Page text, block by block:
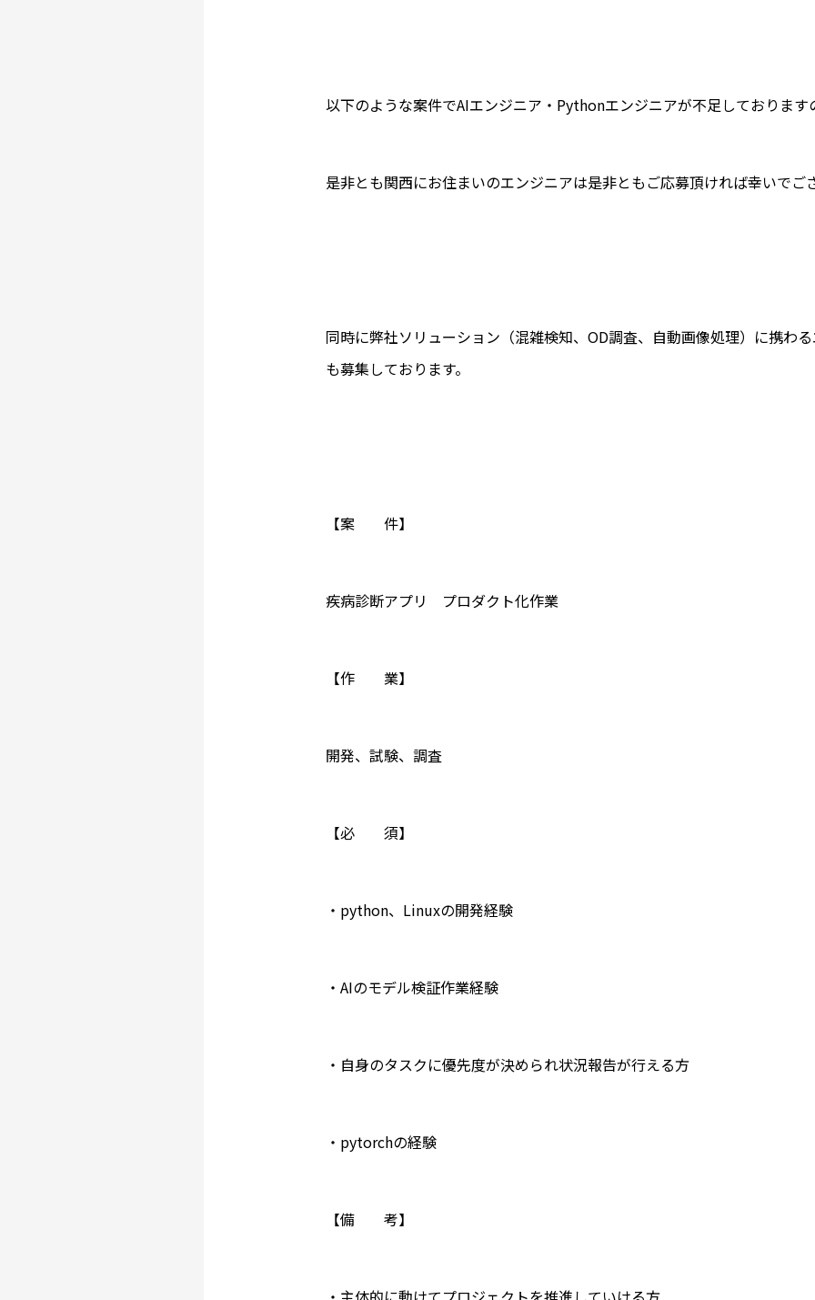
以下のような案件でAIエンジニア・Pythonエンジニアが不足しております
是非とも関西にお住まいのエンジニアは是非ともご応募頂ければ幸いでご
同時に弊社ソリューション（混雑検知、OD調査、自動画像処理）に携わ
も募集しております。
【案 件】
疾病診断アプリ プロダクト化作業
【作 業】
開発、試験、調査
【必 須】
・python、Linuxの開発経験
・AIのモデル検証作業経験
・自身のタスクに優先度が決められ状況報告が行える方
・pytorchの経験
【備 考】